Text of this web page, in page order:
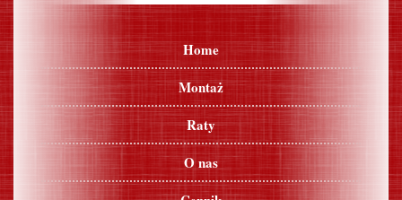
Home
Montaż
Raty
O nas